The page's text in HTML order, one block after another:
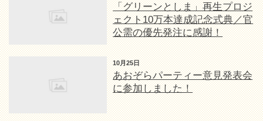
「グリーンとしま」再生プロジ
ェクト10万本達成記念式典／官
公需の優先発注に感謝！
10月25日
あおぞらパーティー意見発表会
に参加しました！